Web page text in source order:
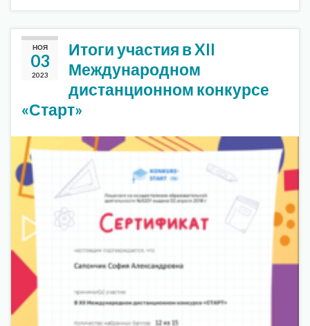
НОЯ
03
2023
Итоги участия в XII
Международном
дистанционном конкурсе
«Старт»